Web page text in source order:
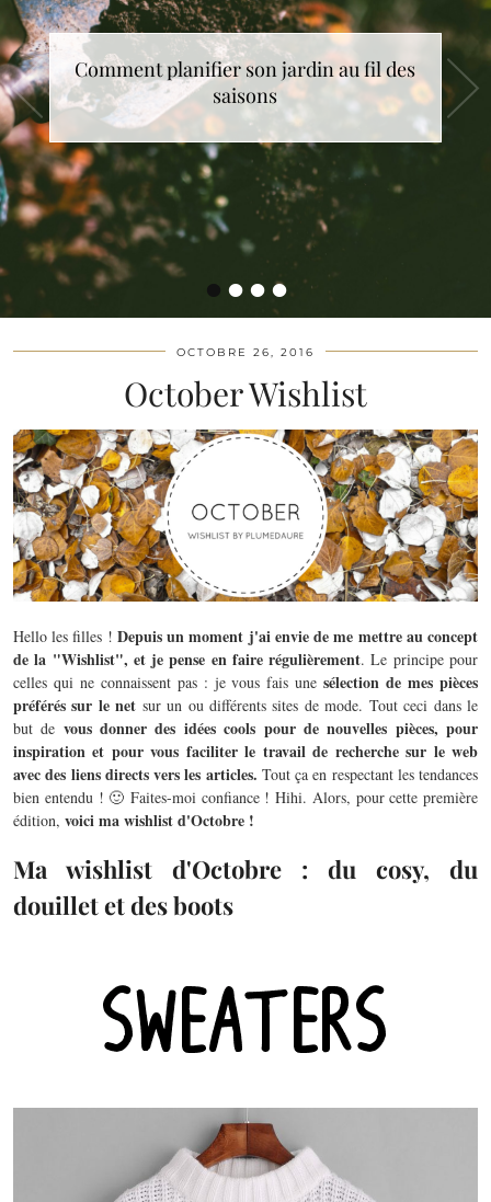
••••
Comment planifier son jardin au fil des
saisons
Comment choisir le cadeau de Noël idéal
?
OCTOBRE 26, 2016
October Wishlist
Hello les filles ! Depuis un moment j'ai envie de me mettre au concept
de la "Wishlist", et je pense en faire régulièrement. Le principe pour
celles qui ne connaissent pas : je vous fais unesélection de mes pièces
préférés sur le net sur un ou différents sites de mode. Tout ceci dans le
but de vous donner des idées cools pour de nouvelles pièces, pour
inspiration et pour vous faciliter le travail de recherche sur le web
avec des liens directs vers les articles. Tout ça en respectant les tendances
bien entendu ! 🙂 Faites-moi confiance ! Hihi. Alors, pour cette première
édition, voici ma wishlist d'Octobre !
Ma wishlist d'Octobre : du cosy, du
douillet et des boots